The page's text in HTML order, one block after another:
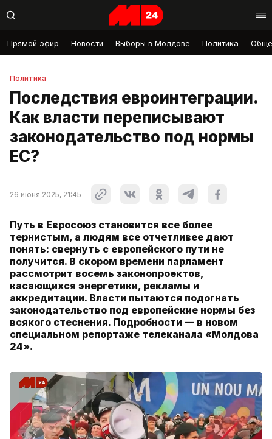
Прямой эфир Новости Выборы в Молдове Политика
Политика
Последствия евроинтеграции.
Как власти переписывают
законодательство под нормы
ЕС?
26 июня 2025, 21:45
Путь в Евросоюз становится все более
тернистым, а людям все отчетливее дают
понять: свернуть с европейского пути не
получится. В скором времени парламент
рассмотрит восемь законопроектов,
касающихся энергетики, рекламы и
аккредитации. Власти пытаются подогнать
законодательство под европейские нормы без
всякого стеснения. Подробности — в новом
специальном репортаже телеканала «Молдова
24».